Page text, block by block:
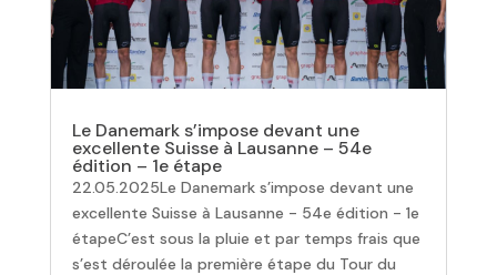
Le Danemark s’impose devant une
excellente Suisse à Lausanne – 54e
édition – 1e étape
22.05.2025Le Danemark s’impose devant une
excellente Suisse à Lausanne - 54e édition - 1e
étapeC’est sous la pluie et par temps frais que
s’est déroulée la première étape du Tour du